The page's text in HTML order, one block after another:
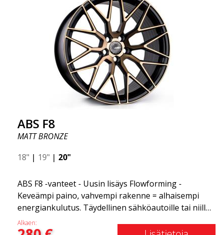
ylellisyyden ruostumattoman teräksen huuleen ja
flow forming -tekniikkaan. ABS F55 on yhtä ylellinen
kuin vanne voi olla.
ABS F8
MATT BRONZE
18" | 19" | 20"
ABS F8 -vanteet - Uusin lisäys Flowforming -
Keveämpi paino, vahvempi rakenne = alhaisempi
energiankulutus. Täydellinen sähköautoille tai niille,
jotka haluavat pitää polttoaineenkulutuksen
alhaisena. ABS F8 on ABS Wheelsin eksklusiivinen
Alkaen: